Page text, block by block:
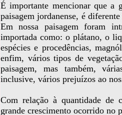
É importante mencionar que a
paisagem jordanense, é
Em nossa paisagem foram
importada como: o plátano, o
espécies e procedências,
enfim, vários tipos de
paisagem, mas também,
inclusive, vários prejuízos ao
Com relação à quantidade de
grande crescimento ocorrido no